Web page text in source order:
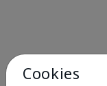
Cookies